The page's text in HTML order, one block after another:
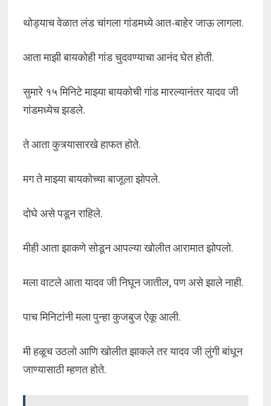
थोड्याच वेळात लंड चांगला गांडमध्ये आत-बाहेर जाऊ लागला.
आता माझी बायकोही गांड चुदवण्याचा आनंद घेत होती.
सुमारे १५ मिनिटे माझ्या बायकोची गांड मारल्यानंतर यादव जी
गांडमध्येच झडले.
ते आता कुत्र्यासारखे हाफत होते.
मग ते माझ्या बायकोच्या बाजूला झोपले.
दोघे असे पडून राहिले.
मीही आता झाकणे सोडून आपल्या खोलीत आरामात झोपलो.
मला वाटले आता यादव जी निघून जातील, पण असे झाले नाही.
पाच मिनिटांनी मला पुन्हा कुजबुज ऐकू आली.
मी हळूच उठलो आणि खोलीत झाकले तर यादव जी लुंगी बांधून
जाण्यासाठी म्हणत होते.